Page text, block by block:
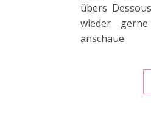
übers
wieder
anschaue